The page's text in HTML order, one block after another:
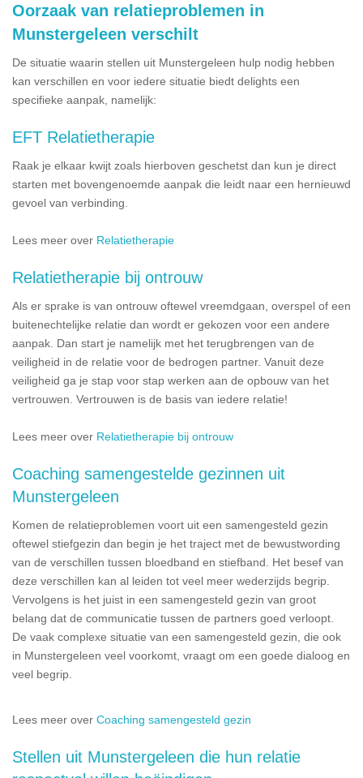
Oorzaak van relatieproblemen in
Munstergeleen verschilt
De situatie waarin stellen uit Munstergeleen hulp nodig hebben
kan verschillen en voor iedere situatie biedt delights een
specifieke aanpak, namelijk:
EFT Relatietherapie
Raak je elkaar kwijt zoals hierboven geschetst dan kun je direct
starten met bovengenoemde aanpak die leidt naar een hernieuwd
gevoel van verbinding.
Lees meer over Relatietherapie
Relatietherapie bij ontrouw
Als er sprake is van ontrouw oftewel vreemdgaan, overspel of een
buitenechtelijke relatie dan wordt er gekozen voor een andere
aanpak. Dan start je namelijk met het terugbrengen van de
veiligheid in de relatie voor de bedrogen partner. Vanuit deze
veiligheid ga je stap voor stap werken aan de opbouw van het
vertrouwen. Vertrouwen is de basis van iedere relatie!
Lees meer over Relatietherapie bij ontrouw
Coaching samengestelde gezinnen uit
Munstergeleen
Komen de relatieproblemen voort uit een samengesteld gezin
oftewel stiefgezin dan begin je het traject met de bewustwording
van de verschillen tussen bloedband en stiefband. Het besef van
deze verschillen kan al leiden tot veel meer wederzijds begrip.
Vervolgens is het juist in een samengesteld gezin van groot
belang dat de communicatie tussen de partners goed verloopt.
De vaak complexe situatie van een samengesteld gezin, die ook
in Munstergeleen veel voorkomt, vraagt om een goede dialoog en
veel begrip.
Lees meer over Coaching samengesteld gezin
Stellen uit Munstergeleen die hun relatie